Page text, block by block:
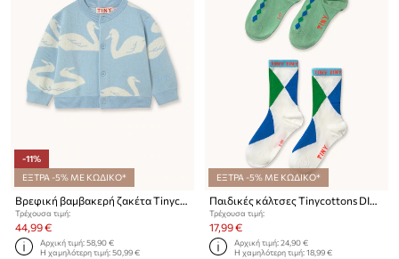
-11%
ΕΞΤΡΑ -5% ΜΕ ΚΩΔΙΚΟ*
Τρέχουσα τιμή:
44,99 €
Αρχική τιμή:58,90 €
Η χαμηλότερη τιμή:50,99 €
ΕΞΤΡΑ -5% ΜΕ ΚΩΔΙΚΟ*
Τρέχουσα τιμή:
17,99 €
Αρχική τιμή:24,90 €
Η χαμηλότερη τιμή:18,99 €